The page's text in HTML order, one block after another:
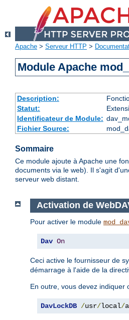
Apache > Serveur HTTP >
Module Apache
Description:
Statut:
Identificateur de Module:
Fichier Source:
Sommaire
Ce module ajoute à Apache une
documents via le web). Il s'agit
serveur web distant.
Activation de
Pour activer le module
Dav On
Ceci active le fournisseur de
démarrage à l'aide de la
En outre, vous devez indiquer
DavLockDB /usr/local/